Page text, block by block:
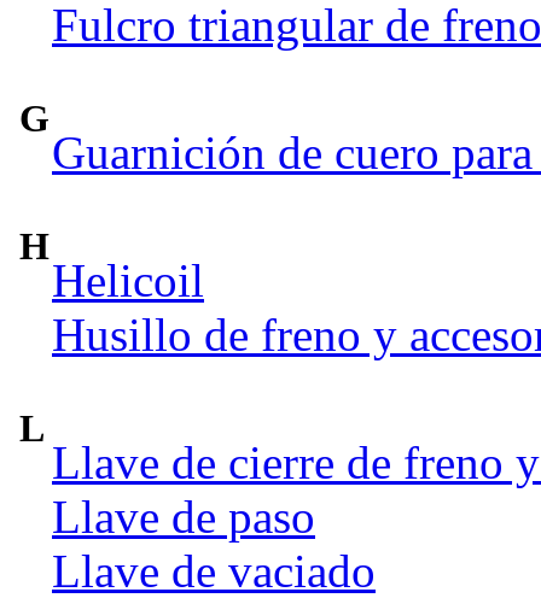
Fulcro triangular de freno
G
Guarnición de cuero
H
Helicoil
Husillo de freno y
L
Llave de cierre de freno
Llave de paso
Llave de vaciado